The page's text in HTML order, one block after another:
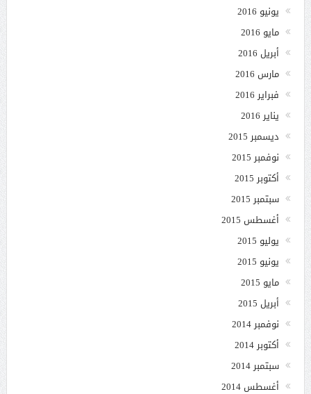
يونيو 2016
مايو 2016
أبريل 2016
مارس 2016
فبراير 2016
يناير 2016
ديسمبر 2015
نوفمبر 2015
أكتوبر 2015
سبتمبر 2015
أغسطس 2015
يوليو 2015
يونيو 2015
مايو 2015
أبريل 2015
نوفمبر 2014
أكتوبر 2014
سبتمبر 2014
أغسطس 2014